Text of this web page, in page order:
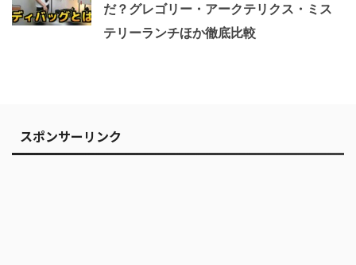
だ？グレゴリー・アークテリクス・ミス
テリーランチほか徹底比較
スポンサーリンク